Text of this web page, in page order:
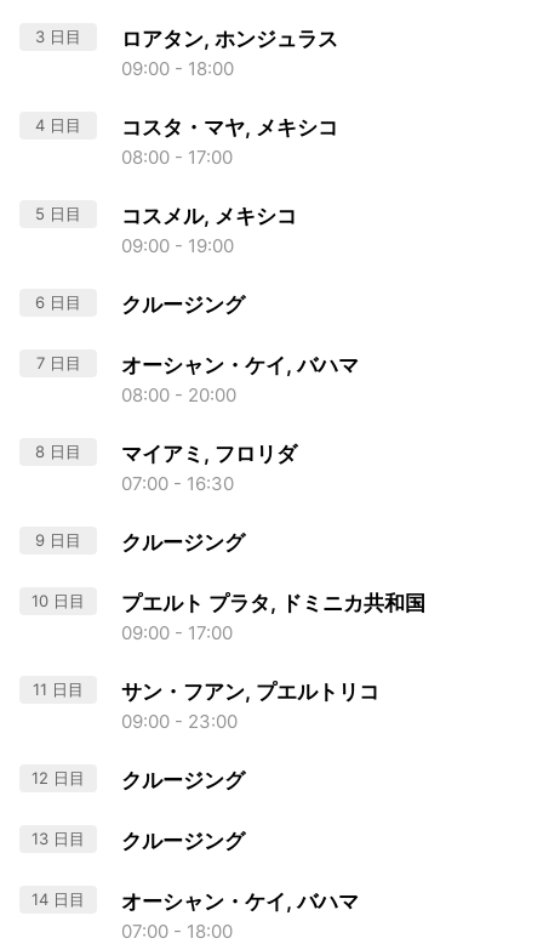
3 日目 ロアタン, ホンジュラス
09:00 - 18:00
4 日目 コスタ・マヤ, メキシコ
08:00 - 17:00
5 日目 コスメル, メキシコ
09:00 - 19:00
6 日目 クルージング
7 日目 オーシャン・ケイ, バハマ
08:00 - 20:00
8 日目 マイアミ, フロリダ
07:00 - 16:30
9 日目 クルージング
10 日目 プエルト プラタ, ドミニカ共和国
09:00 - 17:00
11 日目 サン・フアン, プエルトリコ
09:00 - 23:00
12 日目 クルージング
13 日目 クルージング
14 日目 オーシャン・ケイ, バハマ
07:00 - 18:00